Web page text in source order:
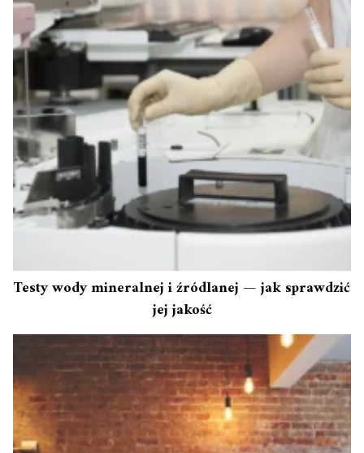
Testy wody mineralnej i źródlanej — jak sprawdzić
jej jakość